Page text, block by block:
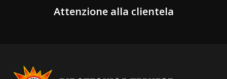
Attenzione alla clientela